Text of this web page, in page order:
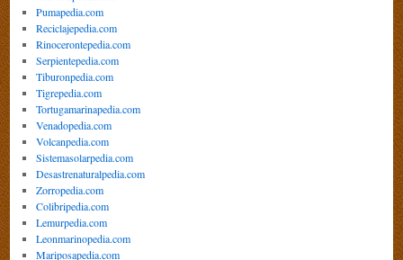
Pumapedia.com
Reciclajepedia.com
Rinocerontepedia.com
Serpientepedia.com
Tiburonpedia.com
Tigrepedia.com
Tortugamarinapedia.com
Venadopedia.com
Volcanpedia.com
Sistemasolarpedia.com
Desastrenaturalpedia.com
Zorropedia.com
Colibripedia.com
Lemurpedia.com
Leonmarinopedia.com
Mariposapedia.com